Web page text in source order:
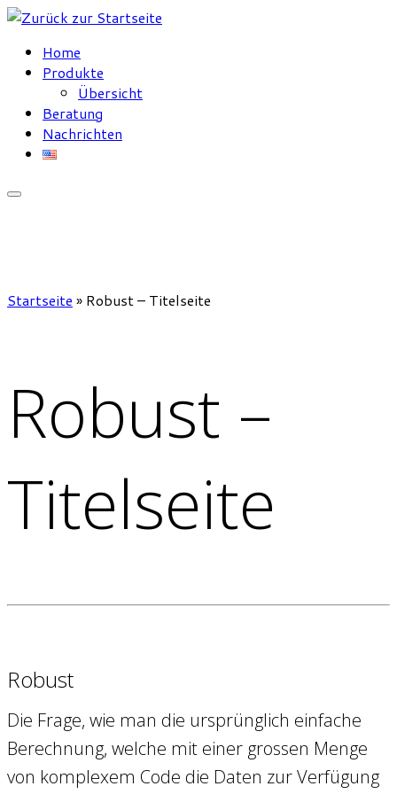
Zum
springenHome
Produkte
Übersicht
Beratung
Nachrichten
Startseite » Robust – Titelseite
Robust –
Titelseite
Robust
Die Frage, wie man die ursprünglich einfache
Berechnung, welche mit einer grossen Menge
von komplexem Code die Daten zur Verfügung